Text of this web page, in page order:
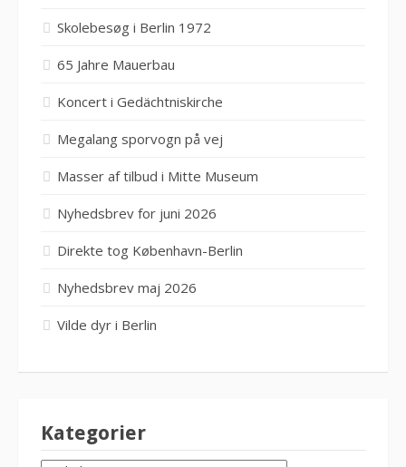
Skolebesøg i Berlin 1972
65 Jahre Mauerbau
Koncert i Gedächtniskirche
Megalang sporvogn på vej
Masser af tilbud i Mitte Museum
Nyhedsbrev for juni 2026
Direkte tog København-Berlin
Nyhedsbrev maj 2026
Vilde dyr i Berlin
Kategorier